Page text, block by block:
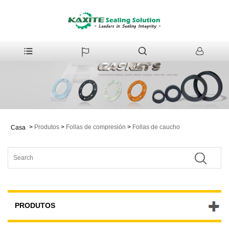
Casa > Produtos > Follas de compresión > Follas de caucho
PRODUTOS